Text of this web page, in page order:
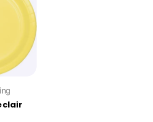
clair